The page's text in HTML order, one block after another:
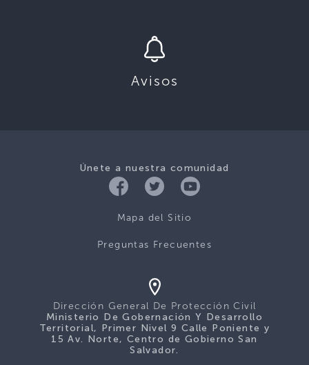
Avisos
Únete a nuestra comunidad
Mapa del Sitio
Preguntas Frecuentes
Dirección General De Protección Civil
Ministerio De Gobernación Y Desarrollo
Territorial, Primer Nivel 9 Calle Poniente y
15 Av. Norte, Centro de Gobierno San
Salvador.